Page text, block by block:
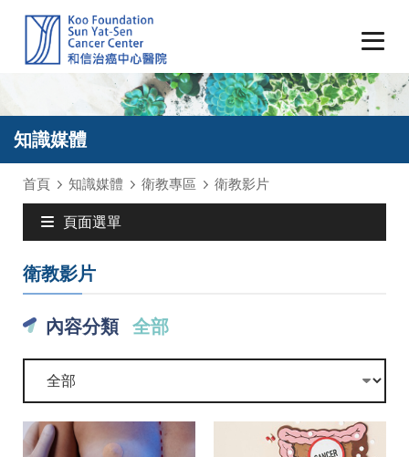
知識媒體
首頁 知識媒體 衛教專區 衛教影片
頁面選單
衛教影片
內容分類 全部